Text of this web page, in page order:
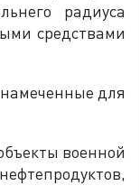
радиуса
средствами
для
военной